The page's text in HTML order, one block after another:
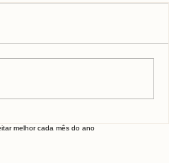
em Gramado
melhor cada mês do ano